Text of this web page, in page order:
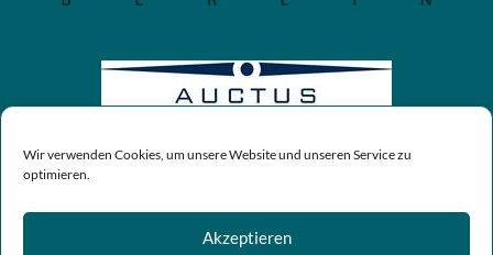
Wir verwenden Cookies, um unsere Website und unseren Service zu
optimieren.
Akzeptieren